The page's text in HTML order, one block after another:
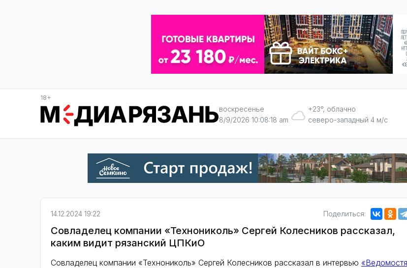
18+
воскресенье
8/9/2026 10:08:19 am
+23°, облачно
северо-западный 4 м/с
14.12.2024 19:22 Поделиться:
Совладелец компании «Технониколь» Сергей Колесников рассказал,
каким видит рязанский ЦПКиО
Совладелец компании «Технониколь» Сергей Колесников рассказал в интервью